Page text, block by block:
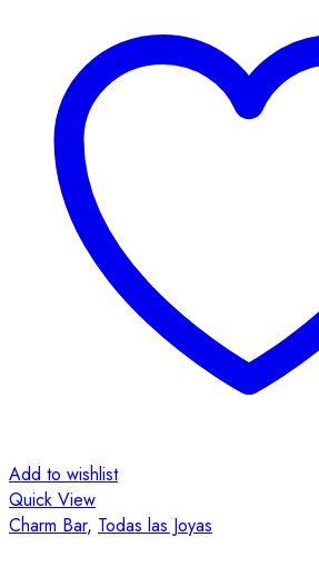
Add to wishlist
Quick View
Charm Bar, Todas las Joyas